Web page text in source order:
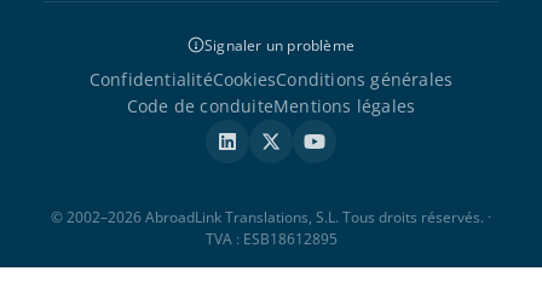
Signaler un problème
ConfidentialitéCookiesConditions générales
Code de conduiteMentions légales
© 2002–2026 AbroadLink Translations, S.L. Tous droits réservés. ·
TVA : ESB18612895